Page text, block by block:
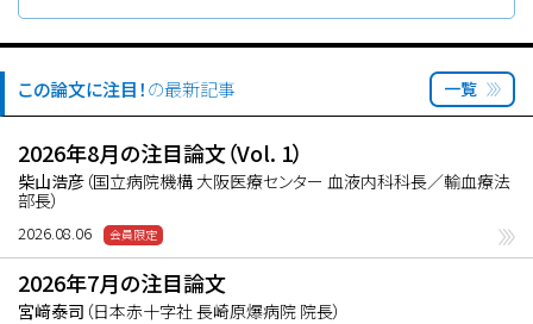
ビナントCXCL14と協調的にCML LSCの増殖
を抑制した。RNA-seqを用いて、CXCL14によ
るCML LSCの増殖抑制機構を検討したとこ
ろ、mTORシグナルの抑制、OXPHOSの発現低
下に伴う酸化経路の異常によるミトコンドリア
機能低下などが考えられた。以上の結果より、
な治療選択になることが考えられたとする興
味深い論文である。CML診療における重要な
情報かと思われる。
この論文に注目！の最新記事 一覧
2026年8月の注目論文（Vol. 1）
柴山浩彦 （国立病院機構 大阪医療センター 血液内科科長／輸血療法
部長）
2026.08.06
2026年7月の注目論文
宮﨑泰司 （日本赤十字社 長崎原爆病院 院長）